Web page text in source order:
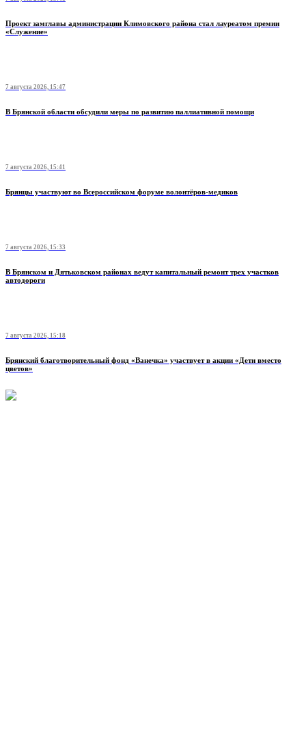
Проект замглавы администрации Климовского района стал лауреатом премии
«Служение»
7 августа 2026, 15:47
В Брянской области обсудили меры по развитию паллиативной помощи
7 августа 2026, 15:41
Брянцы участвуют во Всероссийском форуме волонтёров-медиков
7 августа 2026, 15:33
В Брянском и Дятьковском районах ведут капитальный ремонт трех участков
автодороги
7 августа 2026, 15:18
Брянский благотворительный фонд «Ванечка» участвует в акции «Дети вместо
цветов»